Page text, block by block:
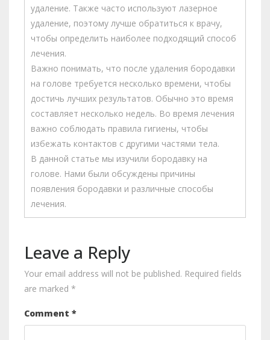
удаление. Также часто используют лазерное
удаление, поэтому лучше обратиться к врачу,
чтобы определить наиболее подходящий способ
лечения.
Важно понимать, что после удаления бородавки
на голове требуется несколько времени, чтобы
достичь лучших результатов. Обычно это время
составляет несколько недель. Во время лечения
важно соблюдать правила гигиены, чтобы
избежать контактов с другими частями тела.
В данной статье мы изучили бородавку на
голове. Нами были обсуждены причины
появления бородавки и различные способы
лечения.
Leave a Reply
Your email address will not be published. Required fields
are marked *
Comment *